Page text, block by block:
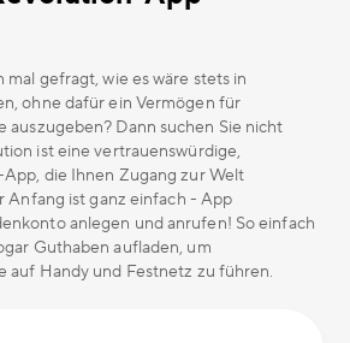
mal gefragt, wie es wäre stets in
ohne dafür ein Vermögen für
Dann suchen Sie nicht
ist eine vertrauenswürdige,
die Ihnen Zugang zur Welt
Anfang ist ganz einfach - App
anlegen und anrufen! So einfach
Guthaben aufladen, um
auf Handy und Festnetz zu führen.